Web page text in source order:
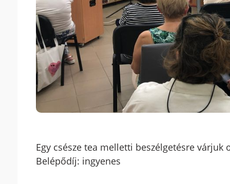
Egy csésze tea melletti beszélgetésre
Belépődíj: ingyenes